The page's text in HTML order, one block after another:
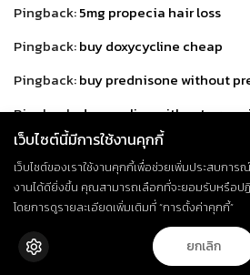
Pingback:5mg propecia hair loss
Pingback:buy doxycycline cheap
Pingback:buy prednisone without
Pingback:doxycycline without
Pingback:tadalafil generic in usa
Pingback: doxycycline 100mg tablets
Pingback:stromectol over the
Pingback:
how to get generic cialis
เว็บไซต์นี้มีการใช้งานคุกกี้
เว็บไซต์ของเราใช้งานคุกกี้เพื่อช่วยเพิ่มประสบการ
งานได้ดียิ่งขึ้น คุณสามารถเลือกที่จะยอมรับหรือปฏิ
โดยการดูรายละเอียดเพิ่มเติมที่ “การตั้งค่าคุกกี้”
ยกเลิก